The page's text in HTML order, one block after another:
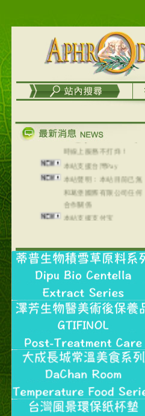
在外租屋者、居住處無管
理員、不方便在工作地點
取件者，歡迎多多使用
【郵局i郵箱】的服務喔～
【i郵箱】設立的地點，請
進入內頁連結～
Line@aphrodite2020 24小
時線上服務不打烊！
本站支援台灣Pay
本站聲明：本站目前已無
和葛堡國際有限公司任何
合作關係
本站支援支付宝
2017年1月1日起，中国大